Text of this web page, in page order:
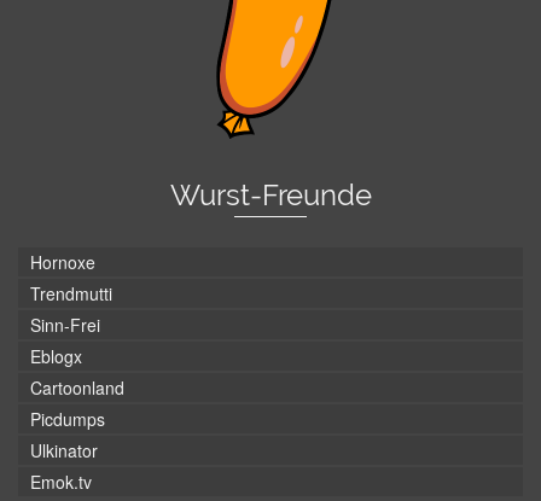
Wurst-Freunde
Hornoxe
Trendmutti
Sinn-Frei
Eblogx
Cartoonland
Picdumps
Ulkinator
Emok.tv